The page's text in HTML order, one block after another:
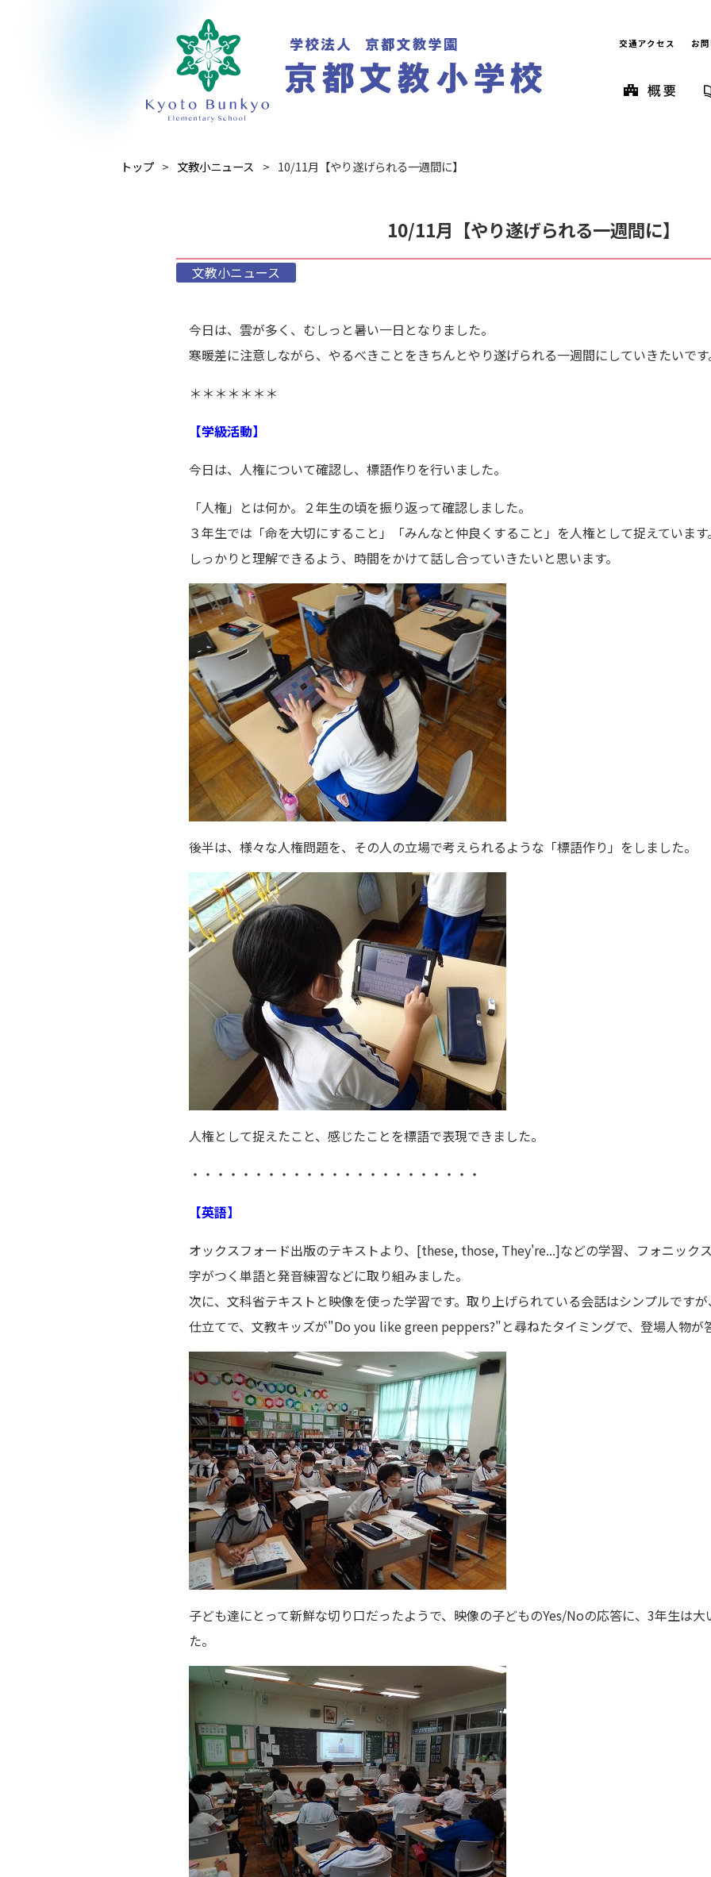
交通アクセス お
トップ 文教小ニュース 10/11月【やり遂げられる一週間に】
10/11月【やり遂げられる一週間に】
文教小ニュース
今日は、雲が多く、むしっと暑い一日となりました。
寒暖差に注意しながら、やるべきことをきちんとやり遂げられる一週間にしていきたいです
＊＊＊＊＊＊＊
【学級活動】
今日は、人権について確認し、標語作りを行いました。
「人権」とは何か。２年生の頃を振り返って確認しました。
３年生では「命を大切にすること」「みんなと仲良くすること」を人権として捉えています。
しっかりと理解できるよう、時間をかけて話し合っていきたいと思います。
後半は、様々な人権問題を、その人の立場で考えられるような「標語作り」をしました。
人権として捉えたこと、感じたことを標語で表現できました。
・・・・・・・・・・・・・・・・・・・・・・・
【英語】
オックスフォード出版のテキストより、[these, those, They're...]などの学習、フォニック
字がつく単語と発音練習などに取り組みました。
次に、文科省テキストと映像を使った学習です。取り上げられている会話はシンプルです
仕立てで、文教キッズが"Do you like green peppers?"と尋ねたタイミングで、登場人物が
子ども達にとって新鮮な切り口だったようで、映像の子どものYes/Noの応答に、3年生は
た。